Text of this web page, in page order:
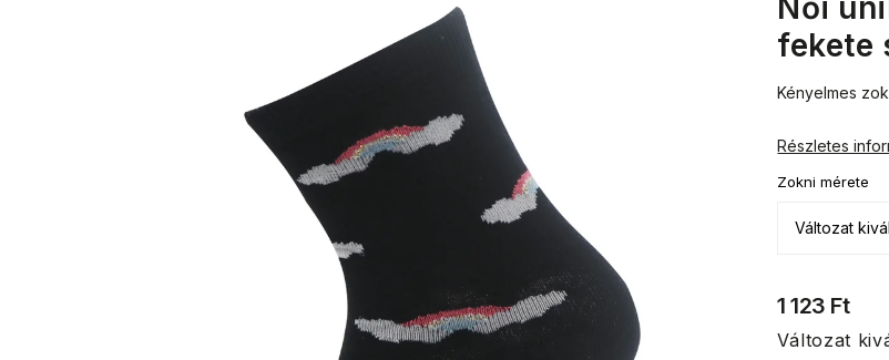
Női
fekete
1 123 Ft
Változat
Zokni mérete
Kényelmes
Részletes